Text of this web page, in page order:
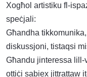
Xogħol artistiku fl-
speċjali:
Għandha
diskussjoni, tistaqsi
Għandu jinteressa
ottiċi sabiex jittrattaw